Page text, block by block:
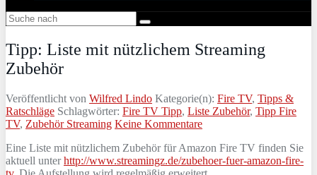
Tipp: Liste mit nützlichem Streaming
Zubehör
Veröffentlicht von Wilfred Lindo Kategorie(n): Fire TV, Tipps &
Ratschläge Schlagwörter: Fire TV Tipp, Liste Zubehör, Tipp Fire
TV, Zubehör Streaming Keine Kommentare
Eine Liste mit nützlichem Zubehör für Amazon Fire TV finden Sie
aktuell unterhttp://www.streamingz.de/zubehoer-fuer-amazon-fire-